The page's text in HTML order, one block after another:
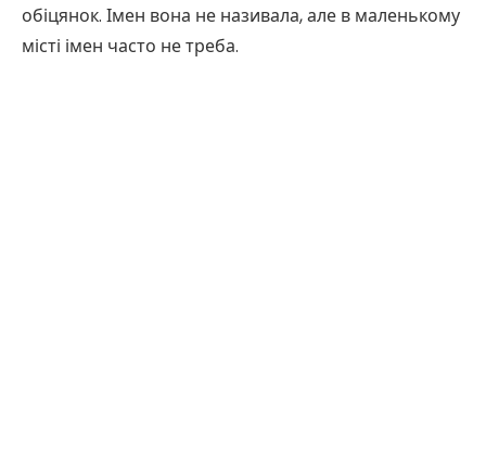
обіцянок. Імен вона не називала, але в маленькому
місті імен часто не треба.